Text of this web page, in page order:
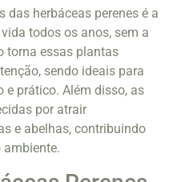
das herbáceas perenes é a
todos os anos, sem a
torna essas plantas
sendo ideais para
prático. Além disso, as
por atrair
e abelhas, contribuindo